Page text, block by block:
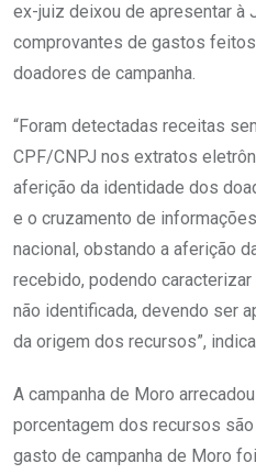
ex-juiz deixou de apresentar à
comprovantes de gastos
doadores de campanha.
“Foram detectadas receitas
CPF/CNPJ nos extratos
aferição da identidade dos
e o cruzamento de
nacional, obstando a aferição
recebido, podendo
não identificada, devendo ser
da origem dos recursos”,
A campanha de Moro
porcentagem dos recursos
gasto de campanha de Moro